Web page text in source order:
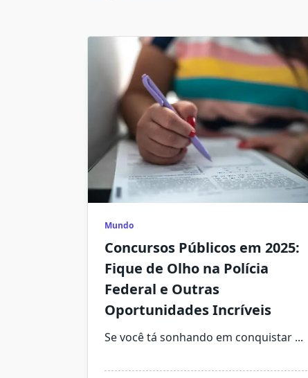
Mundo
Concursos Públicos em 2025:
Fique de Olho na Polícia
Federal e Outras
Oportunidades Incríveis
Se você tá sonhando em conquistar ...